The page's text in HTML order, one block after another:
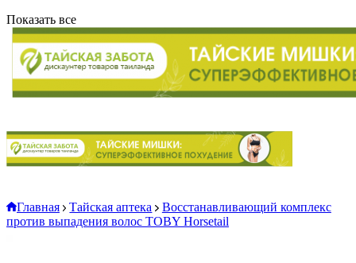
Показать все
Главная Тайская аптека
Восстанавливающий комплекс
против выпадения волос TOBY Horsetail